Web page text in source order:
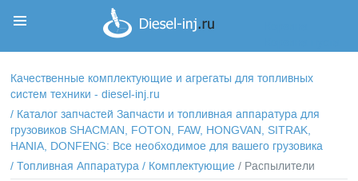
Качественные комплектующие и агрегаты для топливных
систем техники - diesel-inj.ru
/ Каталог запчастей Запчасти и топливная аппаратура для
грузовиков SHACMAN, FOTON, FAW, HONGVAN, SITRAK,
HANIA, DONFENG: Все необходимое для вашего грузовика
/Топливная Аппаратура / Комплектующие / Распылители